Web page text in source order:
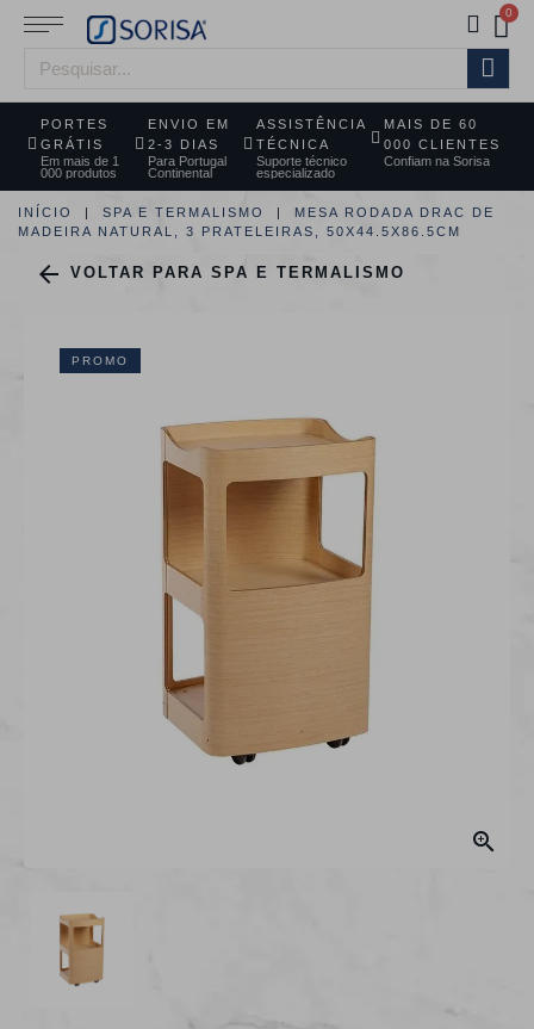
PORTES
GRÁTIS
Em mais de 1
000 produtos
ENVIO EM
2-3 DIAS
Para Portugal
Continental
ASSISTÊNCIA
TÉCNICA
Suporte técnico
especializado
MAIS DE 60
000 CLIENTES
Confiam na Sorisa
INÍCIO SPA E TERMALISMO
MESA RODADA DRAC DE
MADEIRA NATURAL, 3 PRATELEIRAS, 50X44.5X86.5CM
 VOLTAR PARA SPA E TERMALISMO
PROMO
